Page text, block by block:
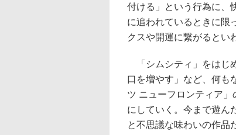
付ける」という行為に、
に追われているときに限
クスや開運に繋がるとい
「シムシティ」をはじ
口を増やす」など、何も
ツ ニューフロンティア
にしていく。今まで遊ん
と不思議な味わいの作品